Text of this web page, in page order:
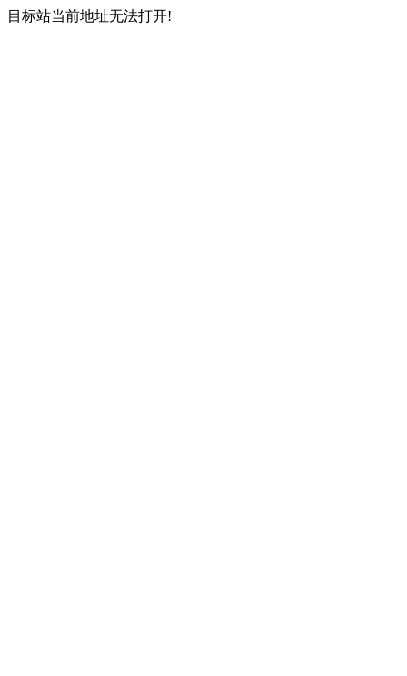
目标站当前地址无法打开!